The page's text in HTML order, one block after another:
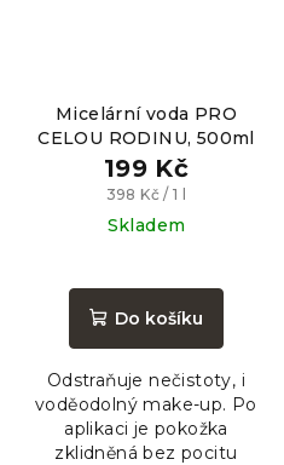
Micelární voda PRO
CELOU RODINU, 500ml
199 Kč
Měrná
cena:
398 Kč / 1 l
Skladem
hodnocení
produktu
z
5
hvězdiček.
Do košíku
Odstraňuje nečistoty, i
voděodolný make-up. Po
aplikaci je pokožka
zklidněná bez pocitu